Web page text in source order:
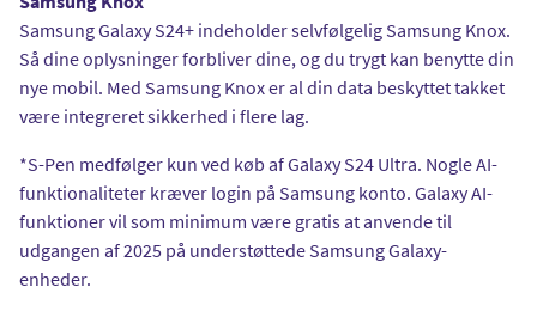
Samsung Galaxy S24+ indeholder selvfølgelig Samsung Knox.
Så dine oplysninger forbliver dine, og du trygt kan benytte din
nye mobil. Med Samsung Knox er al din data beskyttet takket
være integreret sikkerhed i flere lag.
*S-Pen medfølger kun ved køb af Galaxy S24 Ultra. Nogle AI-
funktionaliteter kræver login på Samsung konto. Galaxy AI-
funktioner vil som minimum være gratis at anvende til
udgangen af 2025 på understøttede Samsung Galaxy-
enheder.